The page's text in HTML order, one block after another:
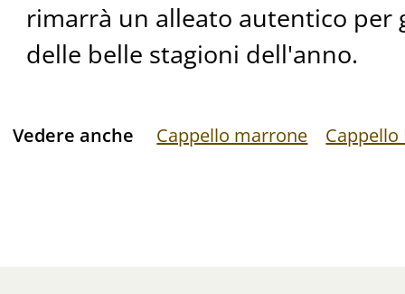
rimarrà un alleato autentico per
delle belle stagioni dell'anno.
Vedere anche Cappello marrone Cappello